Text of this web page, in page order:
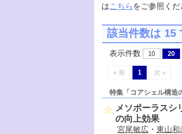
はこちら をご参照くだ
該当件数は 15
表示件数 10 20
« 前 1 次 »
特集「コアシェル構造
メソポーラスシ
の向上効果
宮尾敏広 ・ 東山和